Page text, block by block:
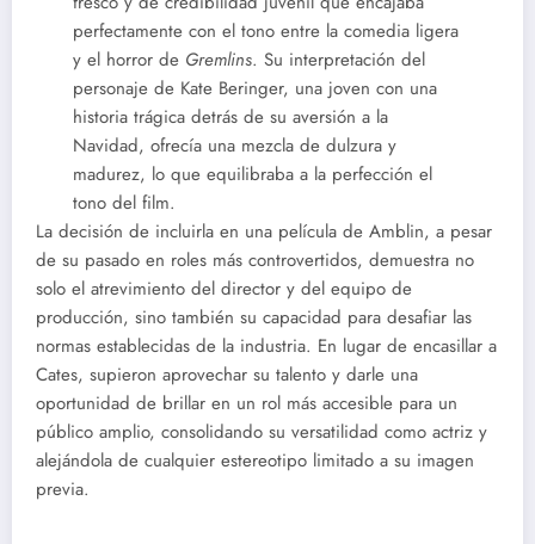
perfectamente con el tono entre la comedia ligera
y el horror de Gremlins. Su interpretación del
personaje de Kate Beringer, una joven con una
historia trágica detrás de su aversión a la
Navidad, ofrecía una mezcla de dulzura y
madurez, lo que equilibraba a la perfección el
tono del film.
La decisión de incluirla en una película de Amblin, a pesar
de su pasado en roles más controvertidos, demuestra no
solo el atrevimiento del director y del equipo de
producción, sino también su capacidad para desafiar las
normas establecidas de la industria. En lugar de encasillar a
Cates, supieron aprovechar su talento y darle una
oportunidad de brillar en un rol más accesible para un
público amplio, consolidando su versatilidad como actriz y
alejándola de cualquier estereotipo limitado a su imagen
previa.